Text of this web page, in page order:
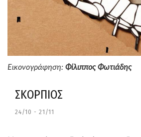
Εικονογράφηση: Φίλιππος Φωτιάδης
ΣΚΟΡΠΙΟΣ
24/10 - 21/11